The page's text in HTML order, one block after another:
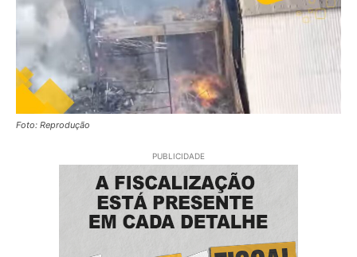
Foto: Reprodução
PUBLICIDADE